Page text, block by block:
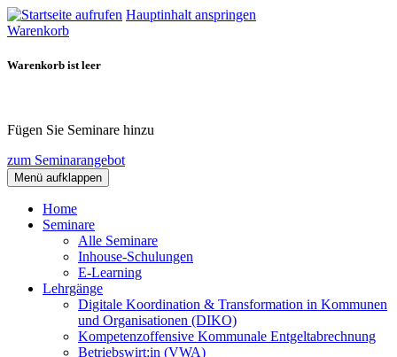
Hauptinhalt anspringen
Warenkorb
Warenkorb ist leer
Fügen Sie Seminare hinzu
zum Seminarangebot
Menü aufklappen
Home
Seminare
Alle Seminare
Inhouse-Schulungen
E-Learning
Lehrgänge
Digitale Koordination & Transformation in Kommunen
und Organisationen (DIKO)
Kompetenzoffensive Kommunale Entgeltabrechnung
Betriebswirt:in (VWA)